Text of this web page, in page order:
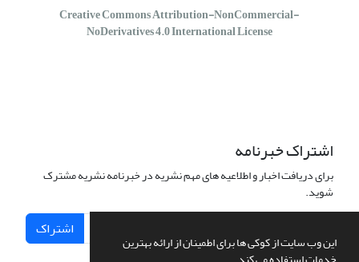
این وب سایت از کوکی ها برای اطمینان از ارائه بهترین
Creative Commons Attribution-NonCommercial-
NoDerivatives 4.0 International License
اشتراک خبرنامه
برای دریافت اخبار و اطلاعیه های مهم نشریه در خبرنامه نشریه مشترک
شوید.
اشتراک